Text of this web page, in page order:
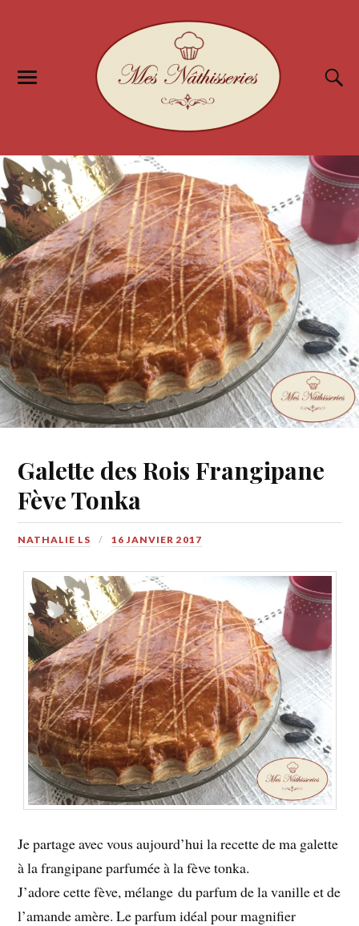
Galette des Rois Frangipane
Fève Tonka
NATHALIE LS 16 JANVIER 2017
Je partage avec vous aujourd’hui la recette de ma galette
à la frangipane parfumée à la fève tonka.
J’adore cette fève, mélange du parfum de la vanille et de
l’amande amère. Le parfum idéal pour magnifier